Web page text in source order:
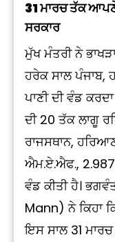
31 ਮਾਰਚ ਤੱਕ
ਸਰਕਾਰ
ਮੁੱਖ ਮੰਤਰੀ ਨੇ
ਹਰੇਕ ਸਾਲ ਪੰਜਾਬ,
ਪਾਣੀ ਦੀ ਵੰਡ
ਦੀ 20 ਤੱਕ ਲਾਗੂ
ਰਾਜਸਥਾਨ,
ਐਮ.ਏ.ਐਫ., 2.987
ਵੰਡ ਕੀਤੀ ਹੈ।
Mann) ਨੇ ਕਿਹਾ
ਇਸ ਸਾਲ 31